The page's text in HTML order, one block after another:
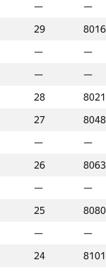
— —
29
— —
— —
28
27
— —
26
— —
25
— —
24
Place Score
— —
86
— —
— —
110
— —
— —